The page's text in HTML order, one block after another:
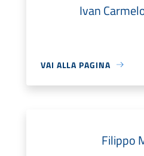
Ivan
VAI ALLA PAGINA
Filippo